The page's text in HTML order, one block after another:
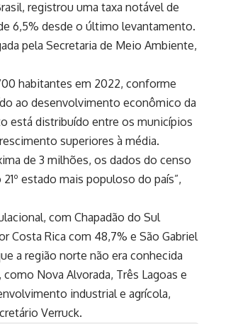
registrou uma taxa notável de
6,5% desde o último levantamento.
pela Secretaria de Meio Ambiente,
habitantes em 2022, conforme
ao desenvolvimento econômico da
está distribuído entre os municípios
superiores à média.
de 3 milhões, os dados do censo
estado mais populoso do país”,
com Chapadão do Sul
Costa Rica com 48,7% e São Gabriel
a região norte não era conhecida
Nova Alvorada, Três Lagoas e
industrial e agrícola,
Verruck.